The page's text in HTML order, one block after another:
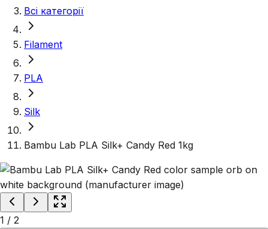
Всі категорії
Filament
PLA
Silk
Bambu Lab PLA Silk+ Candy Red 1kg
1 / 2